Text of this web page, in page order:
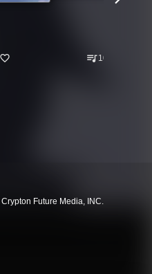
queue_music10
Crypton Future Media, INC.